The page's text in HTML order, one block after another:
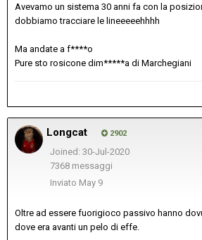
Avevamo un sistema 30 anni fa con la
dobbiamo tracciare le lineeeeehhhh
Ma andate a f****o
Pure sto rosicone dim*****a di Marchegiani
Longcat 2902
Joined: 30-Jul-2020
7368 messaggi
Inviato May 9
Oltre ad essere fuorigioco passivo hanno
dove era avanti un pelo di effe.